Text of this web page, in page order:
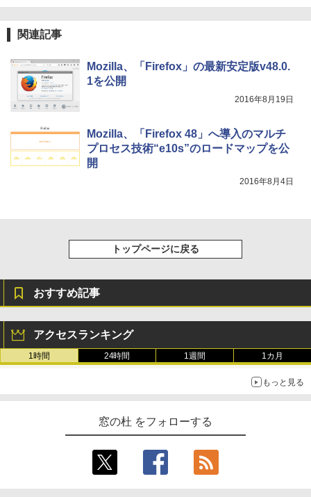
整、色調調節ライト、プレミアムペン付
き、グラファイト
関連記事
Mozilla、「Firefox」の最新安定版v48.0.
1を公開
2016年8月19日
Mozilla、「Firefox 48」へ導入のマルチ
プロセス技術“e10s”のロードマップを公
開
2016年8月4日
トップページに戻る
おすすめ記事
アクセスランキング
1時間 24時間 1週間 1カ月
もっと見る
窓の杜 をフォローする